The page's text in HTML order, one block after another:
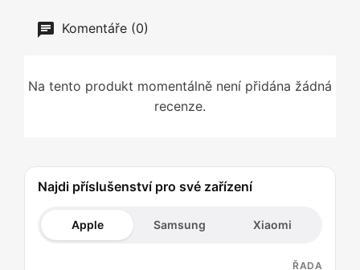
Komentáře (0)
Na tento produkt momentálně není přidána žádná
recenze.
Najdi příslušenství pro své zařízení
Apple Samsung Xiaomi
ŘADA